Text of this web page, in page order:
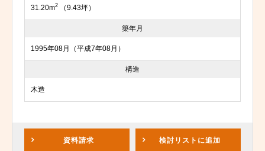
31.20m2 （9.43坪）
築年月
1995年08月（平成7年08月）
構造
木造
資料請求 検討リスト に追加